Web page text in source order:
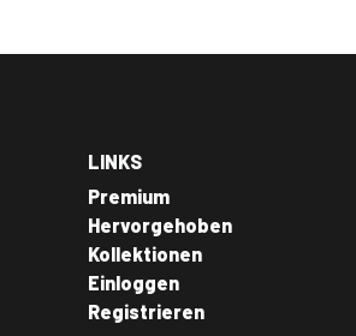
LINKS
Premium
Hervorgehoben
Kollektionen
Einloggen
Registrieren